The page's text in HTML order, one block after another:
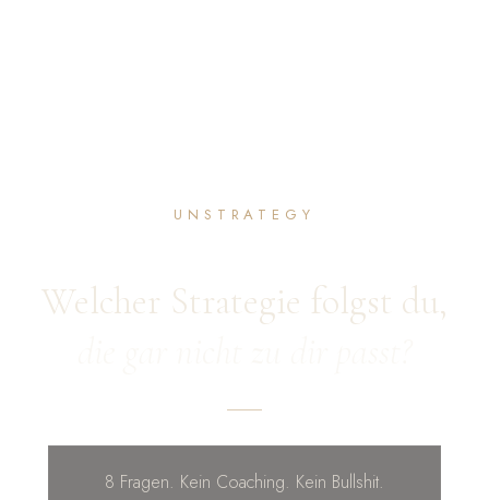
UNSTRATEGY
Welcher Strategie folgst du,
8 Fragen. Kein Coaching. Kein Bullshit.